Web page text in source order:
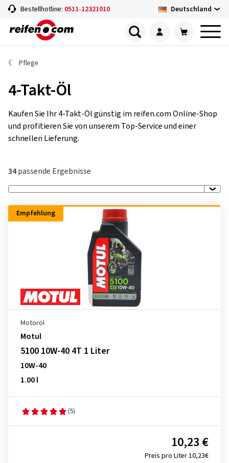
Bestellhotline: 0511-12321010 Deutschland
Pflege
4-Takt-Öl
Kaufen Sie Ihr 4-Takt-Öl günstig im reifen.com Online-Shop
und profitieren Sie von unserem Top-Service und einer
schnellen Lieferung.
34passende Ergebnisse
Empfehlung
Motoröl
Motul
5100 10W-40 4T 1 Liter
10W-40
1.00 l
(5)
Preis pro Liter 10,23€
10,23 €